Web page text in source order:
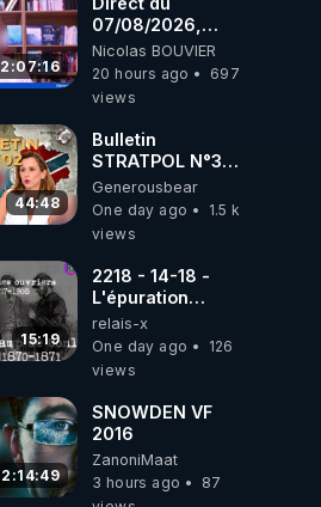
ukrainienne
2:07:16
07/08/2026,
présenté par
Nicolas BOUVIER
Nicolas BOUVIER
20 hours ago
697
views
44:48
Bulletin
STRATPOL N°302.
Armée des
drones, MS-21 en
série, missiles
07.08.2026.
Generousbear
One day ago
1.5 k
views
15:19
2218 - 14-18 -
L'épuration
républicaine
organisée par les
frères de la
relais-x
One day ago
126
views
2:14:49
SNOWDEN VF
2016
ZanoniMaat
3 hours ago
87